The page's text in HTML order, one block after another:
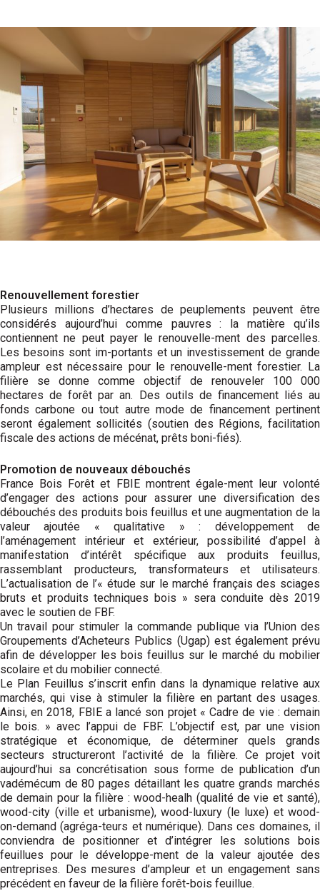
Renouvellement forestier
Plusieurs millions d’hectares de peuplements peuvent être
considérés aujourd’hui comme pauvres : la matière qu’ils
contiennent ne peut payer le renouvelle-ment des parcelles.
Les besoins sont im-portants et un investissement de grande
ampleur est nécessaire pour le renouvelle-ment forestier. La
filière se donne comme objectif de renouveler 100 000
hectares de forêt par an. Des outils de financement liés au
fonds carbone ou tout autre mode de financement pertinent
seront également sollicités (soutien des Régions, facilitation
fiscale des actions de mécénat, prêts boni-fiés).
Promotion de nouveaux débouchés
France Bois Forêt et FBIE montrent égale-ment leur volonté
d’engager des actions pour assurer une diversification des
débouchés des produits bois feuillus et une augmentation de la
valeur ajoutée « qualitative » : développement de
l’aménagement intérieur et extérieur, possibilité d’appel à
manifestation d’intérêt spécifique aux produits feuillus,
rassemblant producteurs, transformateurs et utilisateurs.
L’actualisation de l’« étude sur le marché français des sciages
bruts et produits techniques bois » sera conduite dès 2019
avec le soutien de FBF.
Un travail pour stimuler la commande publique via l’Union des
Groupements d’Acheteurs Publics (Ugap) est également prévu
afin de développer les bois feuillus sur le marché du mobilier
scolaire et du mobilier connecté.
Le Plan Feuillus s’inscrit enfin dans la dynamique relative aux
marchés, qui vise à stimuler la filière en partant des usages.
Ainsi, en 2018, FBIE a lancé son projet « Cadre de vie : demain
le bois. » avec l’appui de FBF. L’objectif est, par une vision
stratégique et économique, de déterminer quels grands
secteurs structureront l’activité de la filière. Ce projet voit
aujourd’hui sa concrétisation sous forme de publication d’un
vadémécum de 80 pages détaillant les quatre grands marchés
de demain pour la filière : wood-healh (qualité de vie et santé),
wood-city (ville et urbanisme), wood-luxury (le luxe) et wood-
on-demand (agréga-teurs et numérique). Dans ces domaines, il
conviendra de positionner et d’intégrer les solutions bois
feuillues pour le développe-ment de la valeur ajoutée des
entreprises. Des mesures d’ampleur et un engagement sans
précédent en faveur de la filière forêt-bois feuillue.